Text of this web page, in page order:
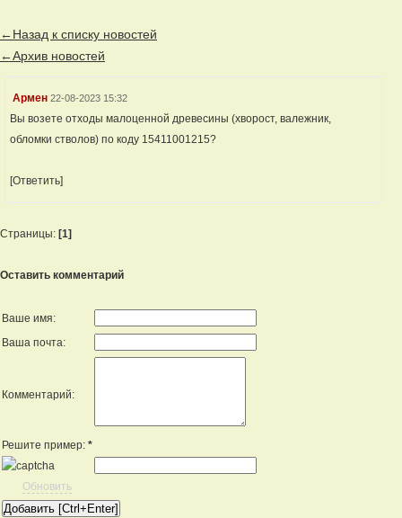
←Назад к списку новостей
←Архив новостей
Армен 22-08-2023 15:32
Вы возете отходы малоценной древесины (хворост, валежник,
обломки стволов) по коду 15411001215?
[Ответить]
Страницы: [1]
Оставить комментарий
Ваше имя:
Ваша почта:
Комментарий:
Решите пример: *
Обновить